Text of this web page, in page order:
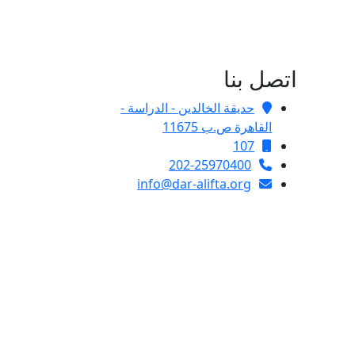
اتصل بنا
حديقة الخالدين - الدراسة -
القاهرة ص.ب 11675
107
202-25970400
info@dar-alifta.org